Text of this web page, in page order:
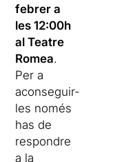
febrer a
les 12:00h
al Teatre
Romea.
Per a
aconseguir-
les només
has de
respondre
a la